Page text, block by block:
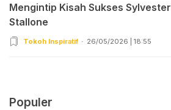
Mengintip Kisah Sukses Sylvester
Stallone
Tokoh Inspiratif 26/05/2026 | 18:55
Populer